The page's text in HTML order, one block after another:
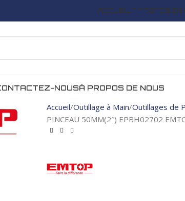
ACCUEILÀ PROPOS DE
NOUSÀ PROPOS DE NOUS
Accueil Outillage à Main Outillages de
PINCEAU 50MM(2″) EPBH02702